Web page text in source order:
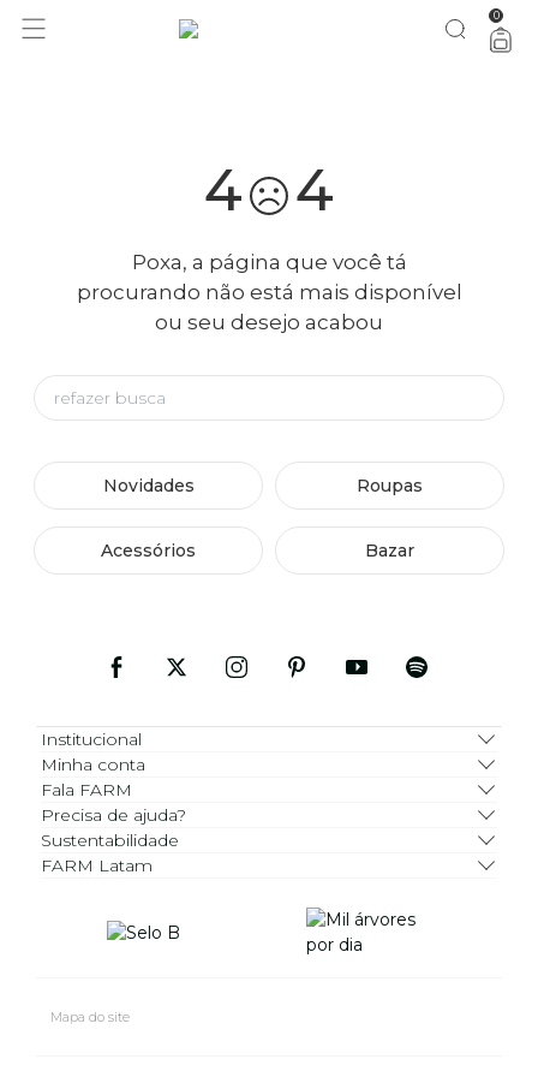
você merece 30% OFF pra comemorar com a gente aproveita! 0
4 4
Poxa, a página que você tá
procurando não está mais disponível
ou seu desejo acabou
Novidades Roupas
Acessórios Bazar
Institucional
Minha conta
Fala FARM
Precisa de ajuda?
Sustentabilidade
FARM Latam
Mapa do site